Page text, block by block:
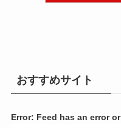
おすすめサイト
Error: Feed has an error